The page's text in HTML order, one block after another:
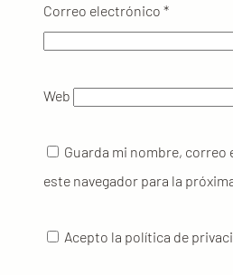
Correo electrónico *
Web
Guarda mi nombre, correo
este navegador para la
Acepto la política de